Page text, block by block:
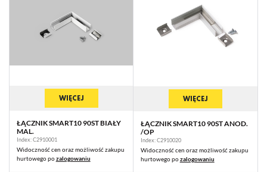
WIĘCEJ
ŁĄCZNIK SMART10 90ST BIAŁY
MAL.
Index: C2910001
Widoczność cen oraz możliwość zakupu
hurtowego pozalogowaniu
WIĘCEJ
ŁĄCZNIK SMART10 90ST ANOD.
/OP
Index: C2910020
Widoczność cen oraz możliwość zakupu
hurtowego pozalogowaniu